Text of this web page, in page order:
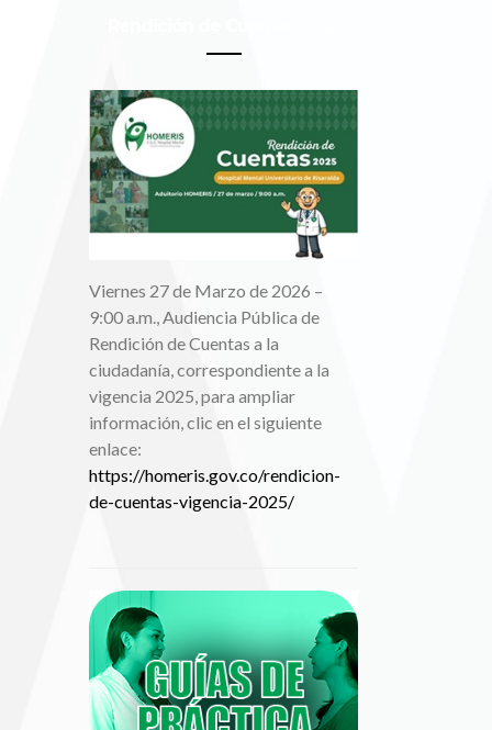
Viernes 27 de Marzo de 2026 –
9:00 a.m., Audiencia Pública de
Rendición de Cuentas a la
ciudadanía, correspondiente a la
vigencia 2025, para ampliar
información, clic en el siguiente
enlace:
https://homeris.gov.co/rendicion-
de-cuentas-vigencia-2025/